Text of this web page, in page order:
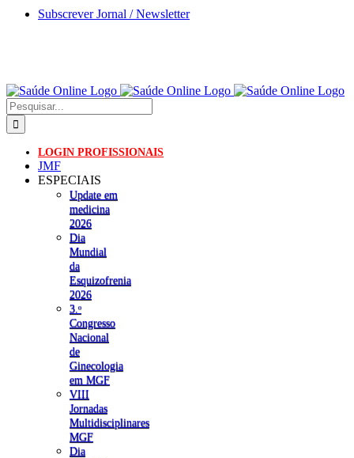
Skip
Subscrever Jornal / Newsletter
Pesquisar
LOGIN PROFISSIONAIS
JMF
ESPECIAIS
Update em
medicina
2026
Dia
Mundial
da
Esquizofrenia
2026
3.ᵒ
Congresso
Nacional
de
Ginecologia
em MGF
VIII
Jornadas
Multidisciplinares
MGF
Dia